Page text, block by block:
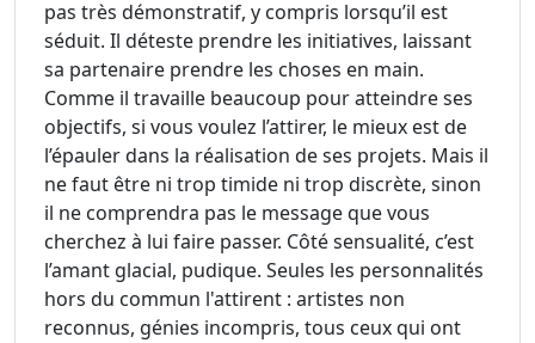
pas très démonstratif, y compris lorsqu’il est
séduit. Il déteste prendre les initiatives, laissant
sa partenaire prendre les choses en main.
Comme il travaille beaucoup pour atteindre ses
objectifs, si vous voulez l’attirer, le mieux est de
l’épauler dans la réalisation de ses projets. Mais il
ne faut être ni trop timide ni trop discrète, sinon
il ne comprendra pas le message que vous
cherchez à lui faire passer. Côté sensualité, c’est
l’amant glacial, pudique. Seules les personnalités
hors du commun l'attirent : artistes non
reconnus, génies incompris, tous ceux qui ont